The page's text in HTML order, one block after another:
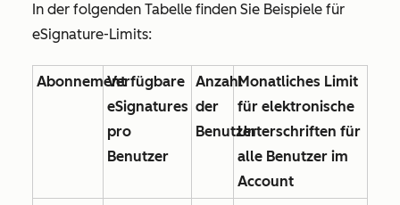
In der folgenden Tabelle finden Sie Beispiele für
eSignature-Limits:
AbonnementVerfügbare
eSignatures
pro
Benutzer
Anzahl
der
Benutzer
Monatliches Limit
für elektronische
Unterschriften für
alle Benutzer im
Account